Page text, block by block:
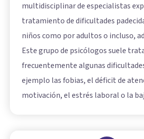
multidisciplinar de especialistas
tratamiento de dificultades
niños como por adultos o incluso,
Este grupo de psicólogos suele
frecuentemente algunas
ejemplo las fobias, el déficit de
motivación, el estrés laboral o la